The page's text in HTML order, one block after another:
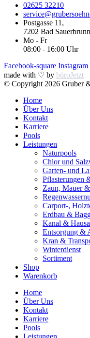
02625 32210
Postgasse 11,
7202 Bad Sauerbrunn
Mo - Fr
08:00 - 16:00 Uhr
Facebook-square Instagram
made with ♡ by büroJetzt
© Copyright 2026 Gruber
Home
Über Uns
Kontakt
Karriere
Pools
Leistungen
Naturpools
Chlor und
Garten- und
Pflasterungen
Zaun, Mauer
Carport-,
Erdbau &
Kanal &
Entsorgung &
Kran &
Winterdienst
Sortiment
Shop
Warenkorb
Home
Über Uns
Kontakt
Karriere
Pools